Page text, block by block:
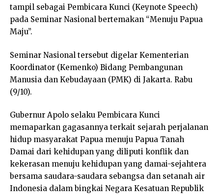
tampil sebagai Pembicara Kunci (Keynote Speech)
pada Seminar Nasional bertemakan “Menuju Papua
Maju”.
Seminar Nasional tersebut digelar Kementerian
Koordinator (Kemenko) Bidang Pembangunan
Manusia dan Kebudayaan (PMK) di Jakarta. Rabu
(9/10).
Gubernur Apolo selaku Pembicara Kunci
memaparkan gagasannya terkait sejarah perjalanan
hidup masyarakat Papua menuju Papua Tanah
Damai dari kehidupan yang diliputi konflik dan
kekerasan menuju kehidupan yang damai-sejahtera
bersama saudara-saudara sebangsa dan setanah air
Indonesia dalam bingkai Negara Kesatuan Republik